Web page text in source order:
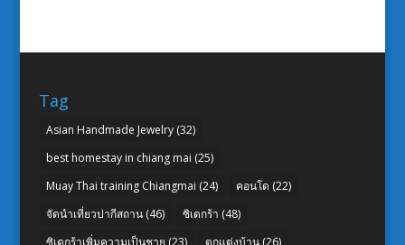
Tag
Asian Handmade Jewelry(32)
best homestay in chiang mai (25)
Muay Thai training Chiangmai (24) คอนโด (22)
จัดนำเที่ยวปากีสถาน(46) ซิเดกร้า (48)
ซิเดกร้าเพิ่มความเป็นชาย (23) ตกแต่งบ้าน(26)